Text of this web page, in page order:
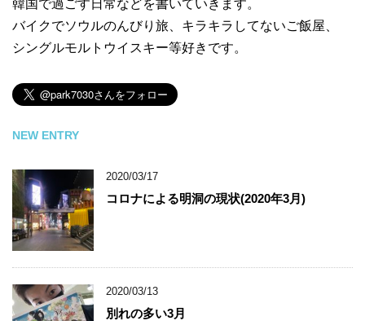
韓国で過ごす日常などを書いていきます。
バイクでソウルのんびり旅、キラキラしてないご飯屋、
シングルモルトウイスキー等好きです。
NEW ENTRY
2020/03/17
コロナによる明洞の現状(2020年3月)
2020/03/13
別れの多い3月